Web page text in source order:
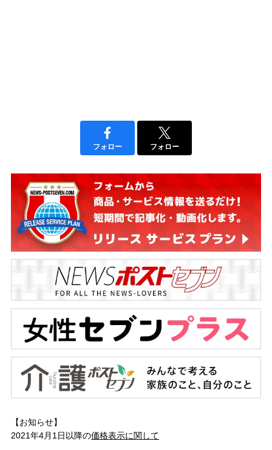
フォロー フォロー
【お知らせ】
2021年4月1日以降の価格表示に関して